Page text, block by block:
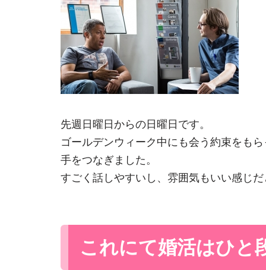
先週日曜日からの日曜日です。
ゴールデンウィーク中にも会う約束をも
手をつなぎました。
すごく話しやすいし、雰囲気もいい感じ
これにて婚活はひと